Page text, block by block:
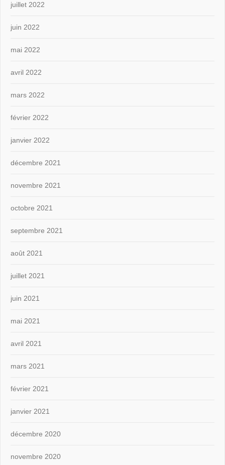
juillet 2022
juin 2022
mai 2022
avril 2022
mars 2022
février 2022
janvier 2022
décembre 2021
novembre 2021
octobre 2021
septembre 2021
août 2021
juillet 2021
juin 2021
mai 2021
avril 2021
mars 2021
février 2021
janvier 2021
décembre 2020
novembre 2020